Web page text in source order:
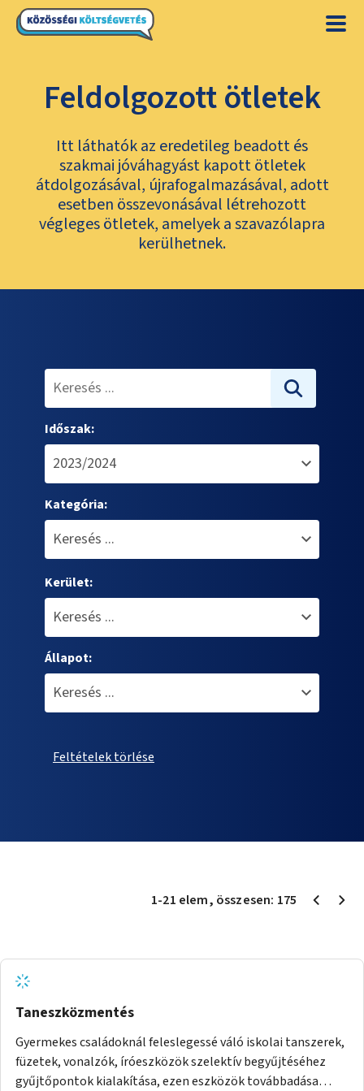
Feldolgozott ötletek
Itt láthatók az eredetileg beadott és
szakmai jóváhagyást kapott ötletek
átdolgozásával, újrafogalmazásával, adott
esetben összevonásával létrehozott
végleges ötletek, amelyek a szavazólapra
kerülhetnek.
Időszak:
Kategória:
Kerület:
Állapot:
Feltételek törlése
1-21 elem, összesen: 175
Taneszközmentés
Gyermekes családoknál feleslegessé váló iskolai tanszerek,
füzetek, vonalzók, íróeszközök szelektív begyűjtéséhez
gyűjtőpontok kialakítása, ezen eszközök továbbadása